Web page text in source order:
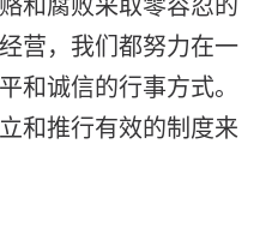
营，我们都努力在一
和诚信的行事方式。
和推行有效的制度来